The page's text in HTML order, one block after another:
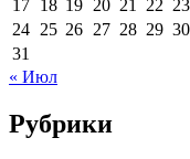
17 18 19 20 21 22 23
24 25 26 27 28 29 30
31
« Июл
Рубрики